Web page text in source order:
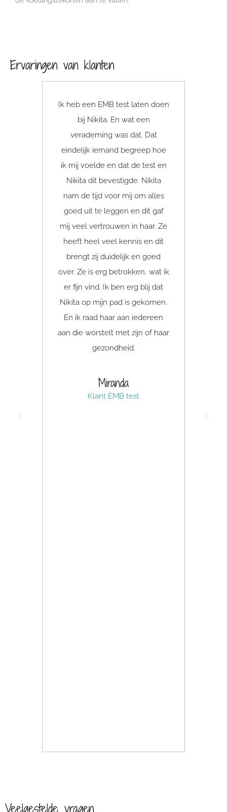
Ervaringen van klanten
Ik heb een EMB test laten doen
bij Nikita. En wat een
verademing was dat. Dat
eindelijk iemand begreep hoe
ik mij voelde en dat de test en
Nikita dit bevestigde. Nikita
nam de tijd voor mij om alles
goed uit te leggen en dit gaf
mij veel vertrouwen in haar. Ze
heeft heel veel kennis en dit
brengt zij duidelijk en goed
over. Ze is erg betrokken, wat ik
er fijn vind. Ik ben erg blij dat
Nikita op mijn pad is gekomen.
En ik raad haar aan iedereen
aan die worstelt met zijn of haar
gezondheid.
Miranda
Klant EMB test
Veelgestelde vragen